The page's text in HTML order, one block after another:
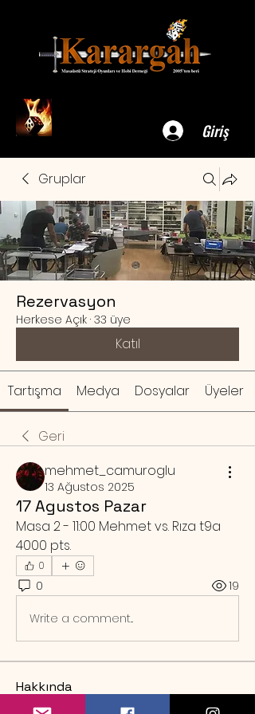
Giriş
Gruplar
Rezervasyon
Herkese Açık · 33 üye
Katıl
Tartışma Medya Dosyalar Üyeler
Geri
mehmet_camuroglu
13 Ağustos 2025
17 Agustos Pazar
Masa 2 - 11:00 Mehmet vs. Rıza t9a
4000 pts.
0
0 19
Write a comment...
Hakkında
Örnek rezervasyon mesajı Sa